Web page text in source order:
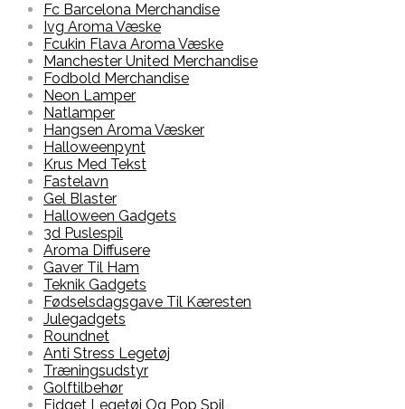
Fc Barcelona Merchandise
Ivg Aroma Væske
Fcukin Flava Aroma Væske
Manchester United Merchandise
Fodbold Merchandise
Neon Lamper
Natlamper
Hangsen Aroma Væsker
Halloweenpynt
Krus Med Tekst
Fastelavn
Gel Blaster
Halloween Gadgets
3d Puslespil
Aroma Diffusere
Gaver Til Ham
Teknik Gadgets
Fødselsdagsgave Til Kæresten
Julegadgets
Roundnet
Anti Stress Legetøj
Træningsudstyr
Golftilbehør
Fidget Legetøj Og Pop Spil